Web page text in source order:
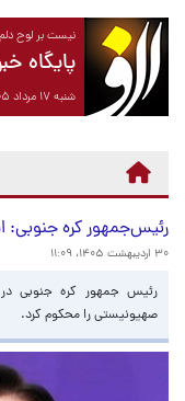
نیست بر لوح
پایگاه
شنبه ۱۷ مرداد ۱۴۰۵ برابر با ۰۸ آگوست ۲۰۲۶
رئیس‌جمهور کره جنوبی:
۳۰ اردیبهشت ۱۴۰۵، ۱۱:۰۹
رئیس جمهور کره جنوبی
صهیونیستی را محکوم کرد.